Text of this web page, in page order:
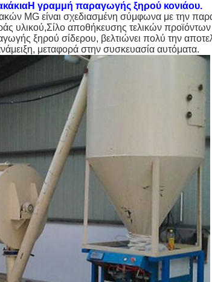
Η γραμμή παραγωγής ξηρού κονιάου.
MG είναι σχεδιασμένη σύμφωνα με την
υλικού,Σίλο αποθήκευσης τελικών
ξηρού σίδερου, βελτιώνει πολύ την
μεταφορά στην συσκευασία αυτόματα.